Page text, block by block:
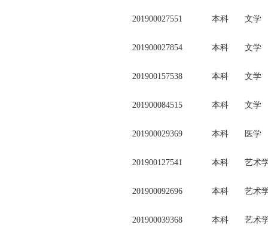
201900027551 本科 文学
201900027854 本科 文学
201900157538 本科 文学
201900084515 本科 文学
201900029369 本科 医学
201900127541 本科 艺术
201900092696 本科 艺术
201900039368 本科 艺术